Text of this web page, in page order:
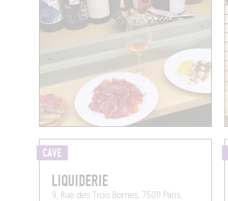
CAVE
LIQUIDERIE
9, Rue des Trois Bornes, 75011 Paris,